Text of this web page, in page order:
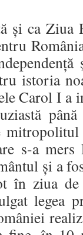
și ca Ziua
istoria
Carol I a
s-a
și a
în ziua
legea